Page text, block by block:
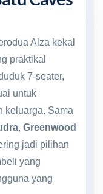
Alza kekal
praktikal
7-seater,
untuk
keluarga. Sama
, Greenwood
jadi pilihan
yang
yang